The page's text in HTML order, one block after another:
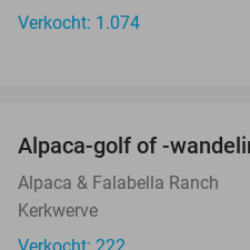
Verkocht: 1.074
Alpaca-golf of -
Alpaca & Falabella Ranch
Kerkwerve